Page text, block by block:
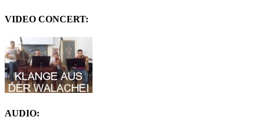
VIDEO CONCERT:
AUDIO: